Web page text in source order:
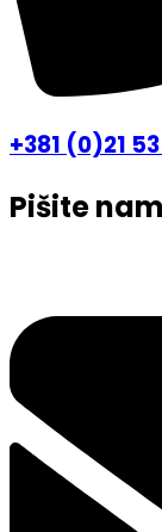
+381 (0)21
Pišite nam